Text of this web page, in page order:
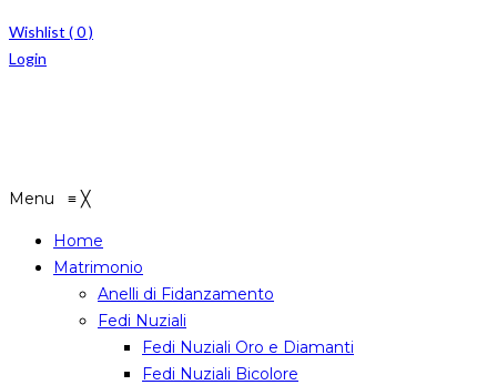
Wishlist (0)
Login
Menu ≡ ╳
Home
Matrimonio
Anelli di Fidanzamento
Fedi Nuziali
Fedi Nuziali Oro e Diamanti
Fedi Nuziali Bicolore